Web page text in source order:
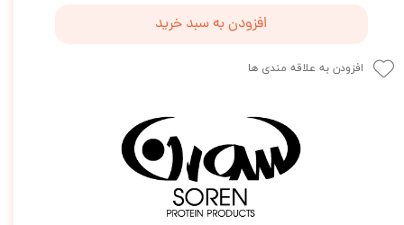
افزودن به سبد خرید
افزودن به علاقه مندی ها